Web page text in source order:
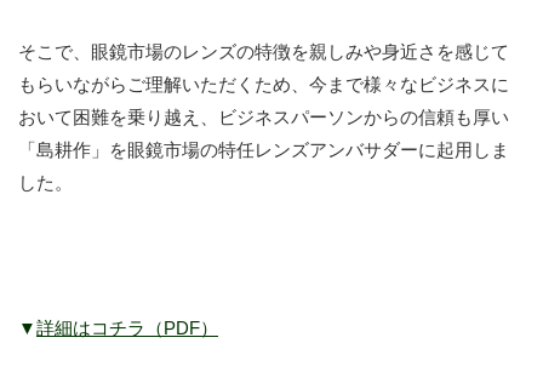
そこで、眼鏡市場のレンズの特徴を親しみや身近さを感じて
もらいながらご理解いただくため、今まで様々なビジネスに
おいて困難を乗り越え、ビジネスパーソンからの信頼も厚い
「島耕作」を眼鏡市場の特任レンズアンバサダーに起用しま
した。
▼詳細はコチラ（PDF）